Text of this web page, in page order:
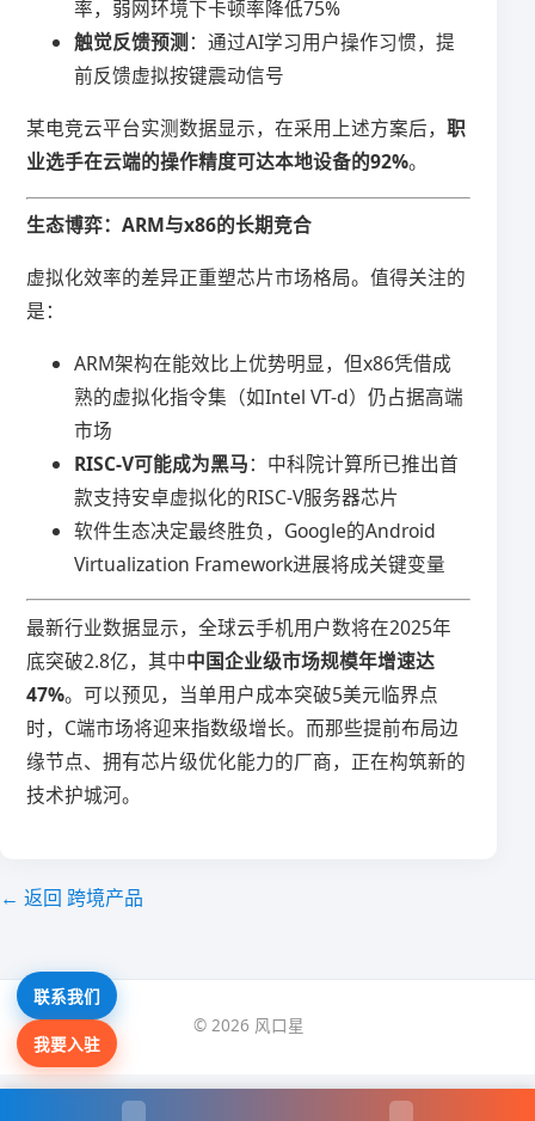
率，弱网环境下卡顿率降低75%
​触觉反馈预测​ ​：通过AI学习用户操作习惯，提
前反馈虚拟按键震动信号
某电竞云平台实测数据显示，在采用上述方案后，​​职
业选手在云端的操作精度可达本地设备的92%​​。
​生态博弈：ARM与x86的长期竞合​
虚拟化效率的差异正重塑芯片市场格局。值得关注的
是：
ARM架构在能效比上优势明显，但x86凭借成
熟的虚拟化指令集（如Intel VT-d）仍占据高端
市场
​RISC-V可能成为黑马​​：中科院计算所已推出首
款支持安卓虚拟化的RISC-V服务器芯片
软件生态决定最终胜负，Google的Android
Virtualization Framework进展将成关键变量
最新行业数据显示，全球云手机用户数将在2025年
底突破2.8亿，其中​​中国企业级市场规模年增速达
47%​​。可以预见，当单用户成本突破5美元临界点
时，C端市场将迎来指数级增长。而那些提前布局边
缘节点、拥有芯片级优化能力的厂商，正在构筑新的
技术护城河。
← 返回 跨境产品
© 2026 风口星
联系我们
我要入驻